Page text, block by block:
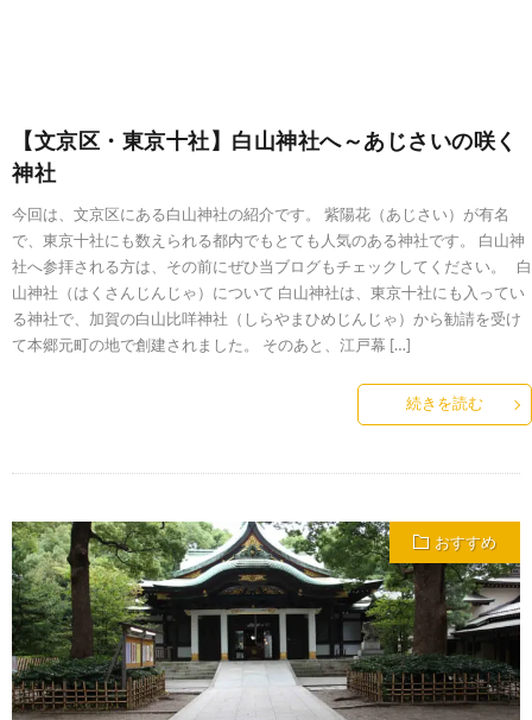
【文京区・東京十社】白山神社へ～あじさいの咲く
神社
今回は、文京区にある白山神社の紹介です。 紫陽花（あじさい）が有名
で、東京十社にも数えられる都内でもとても人気のある神社です。 白山神
社へ参拝される方は、その前にぜひ当ブログもチェックしてください。 白
山神社（はくさんじんじゃ）について 白山神社は、東京十社にも入ってい
る神社で、加賀の白山比咩神社（しらやまひめじんじゃ）から勧請を受け
て本郷元町の地で創建されました。 そのあと、江戸幕 […]
続きを読む
おすすめ